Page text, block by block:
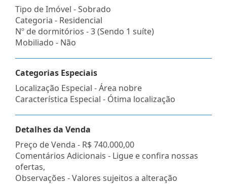
Tipo de Imóvel - Sobrado
Categoria - Residencial
Nº de dormitórios - 3 (Sendo 1 suíte)
Mobiliado - Não
Categorias Especiais
Localização Especial - Área nobre
Característica Especial - Ótima localização
Detalhes da Venda
Preço de Venda - R$ 740.000,00
Comentários Adicionais - Ligue e confira nossas
ofertas,
Observações - Valores sujeitos a alteração